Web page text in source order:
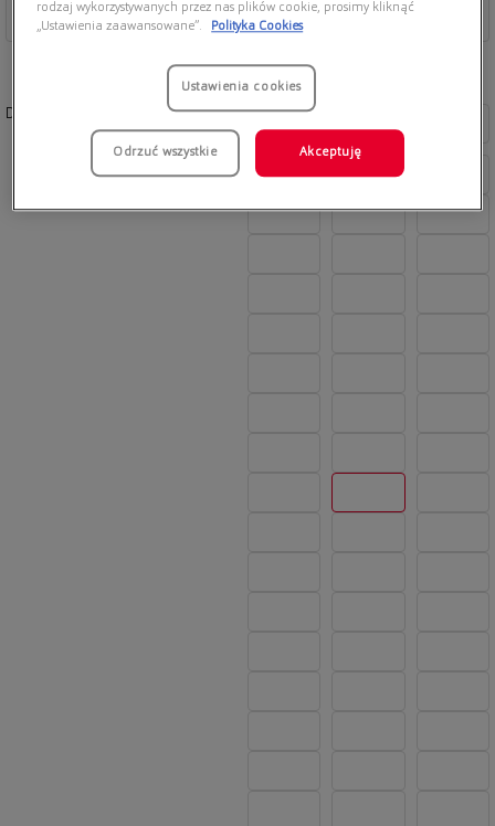
Dostępne kolory:
rodzaj wykorzystywanych przez nas plików cookie, prosimy kliknąć
„Ustawienia zaawansowane”.
Polityka Cookies
Ustawienia cookies
Odrzuć wszystkie Akceptuję